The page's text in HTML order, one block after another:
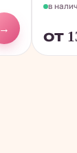
→
в
от